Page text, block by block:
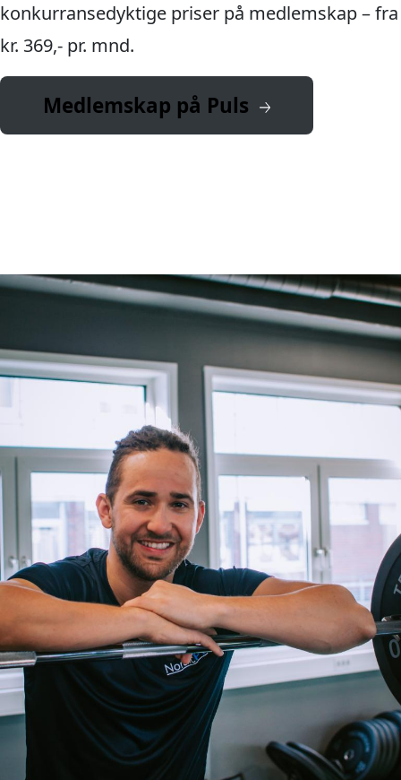
konkurransedyktige priser på medlemskap – fra
kr. 369,- pr. mnd.
Medlemskap på Puls